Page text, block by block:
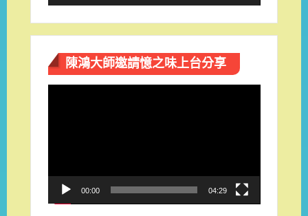
陳鴻大師邀請憶之味上台分享
00:00 04:29